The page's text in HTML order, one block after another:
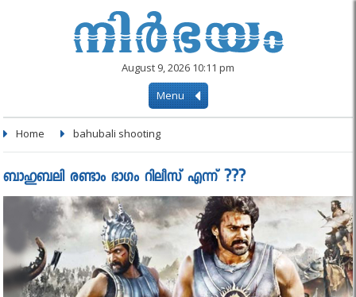
August 9, 2026 10:11 pm
Menu
Home bahubali shooting
ബാഹുബലി രണ്ടാം ഭാഗം റിലീസ് എന്ന് ???